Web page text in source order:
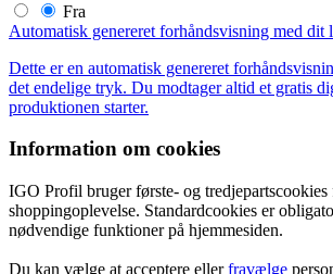
Fra
Automatisk genereret forhåndsvisning med dit
Dette er en automatisk genereret
det endelige tryk. Du modtager altid et gratis
produktionen starter.
Information om cookies
IGO Profil bruger første- og tredjepartscookies
shoppingoplevelse. Standardcookies er
nødvendige funktioner på hjemmesiden.
Du kan vælge at acceptere ellerfravælge